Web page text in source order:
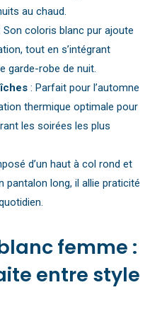
au chaud.
Son coloris blanc pur ajoute
tout en s’intégrant
garde-robe de nuit.
: Parfait pour l’automne
thermique optimale pour
les soirées les plus
d’un haut à col rond et
pantalon long, il allie praticité
femme :
entre style